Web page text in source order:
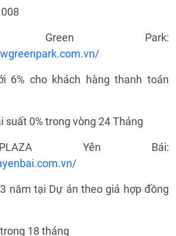
Green Park:
6% cho khách hàng thanh toán
suất 0% trong vòng 24 Tháng
Yên Bái:
năm tại Dự án theo giá hợp đồng
18 tháng